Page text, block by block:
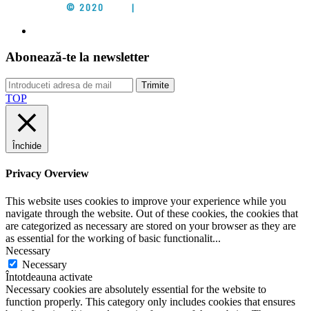
© 2020 |
Abonează-te la newsletter
Trimite
TOP
Închide
Privacy Overview
This website uses cookies to improve your experience while you
navigate through the website. Out of these cookies, the cookies that
are categorized as necessary are stored on your browser as they are
as essential for the working of basic functionalit...
Necessary
Necessary
Întotdeauna activate
Necessary cookies are absolutely essential for the website to
function properly. This category only includes cookies that ensures